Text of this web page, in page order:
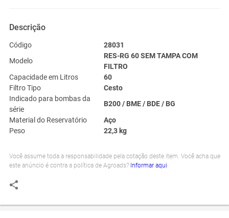
Descrição
Código
28031
Modelo
RES-RG 60 SEM TAMPA COM
FILTRO
Capacidade em Litros
60
Filtro Tipo
Cesto
Indicado para bombas da
série
B200 / BME / BDE / BG
Material do Reservatório
Aço
Peso
22,3 kg
Você assume toda a responsabilidade pela cotação deste item. Você acha que
este anúncio é contra a política de Agroads? Informar aqui